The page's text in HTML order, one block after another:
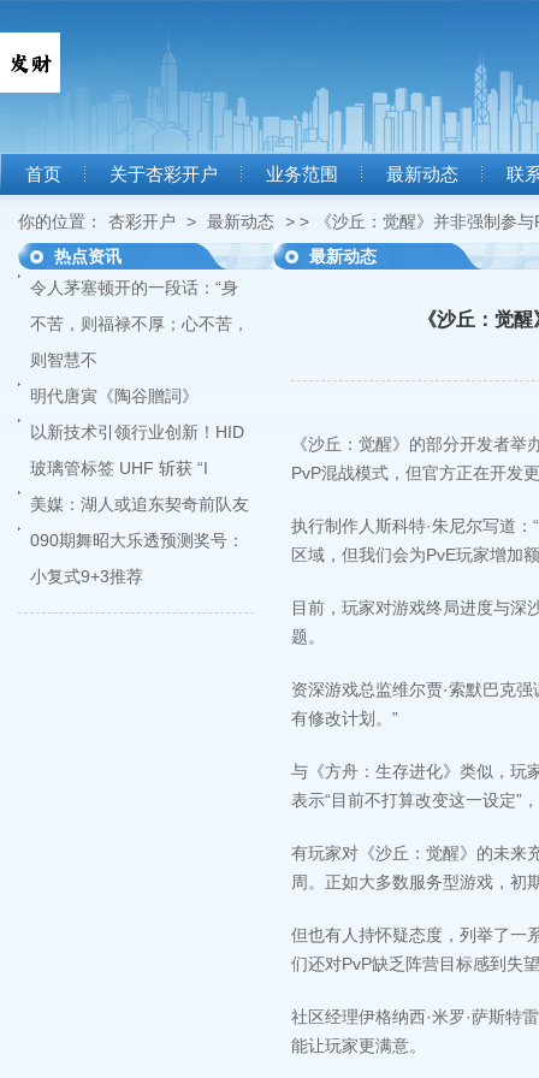
首页 关于杏彩开户 业务范围 最新动态 联
你的位置： 杏彩开户 > 最新动态 > >
《沙丘：觉醒》并非强制参
热点资讯
令人茅塞顿开的一段话：“身
不苦，则福禄不厚；心不苦，
则智慧不
明代唐寅《陶谷贈詞》
以新技术引领行业创新！HID
玻璃管标签 UHF 斩获 “I
美媒：湖人或追东契奇前队友
090期舞昭大乐透预测奖号：
小复式9+3推荐
最新动态
《沙丘：觉
《沙丘：觉醒》的部分开发者
PvP混战模式，但官方正在开发
执行制作人斯科特·朱尼尔写道
区域，但我们会为PvE玩家增加
目前，玩家对游戏终局进度与深
题。
资深游戏总监维尔贾·索默巴克
有修改计划。”
与《方舟：生存进化》类似，玩
表示“目前不打算改变这一设定”
有玩家对《沙丘：觉醒》的未来
周。正如大多数服务型游戏，初
但也有人持怀疑态度，列举了一
们还对PvP缺乏阵营目标感到失
社区经理伊格纳西·米罗·萨斯特
能让玩家更满意。